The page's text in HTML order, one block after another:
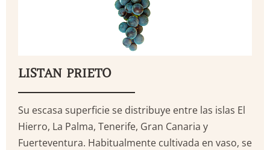
LISTAN PRIETO
Su escasa superficie se distribuye entre las islas El
Hierro, La Palma, Tenerife, Gran Canaria y
Fuerteventura. Habitualmente cultivada en vaso, se